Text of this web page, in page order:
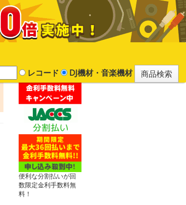
レコード DJ機材・音楽機材
便利な分割払いが回
数限定金利手数料無
料！